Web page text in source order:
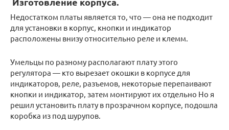
Недостатком платы является то, что — она не подходит
для установки в корпус, кнопки и индикатор
расположены внизу относительно реле и клемм.
Умельцы по разному располагают плату этого
регулятора — кто вырезает окошки в корпусе для
индикаторов, реле, разъемов, некоторые перепаивают
кнопки и индикатор, затем монтируют их отдельно Но я
решил установить плату в прозрачном корпусе, подошла
коробка из под шурупов.